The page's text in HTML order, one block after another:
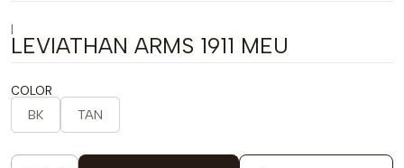
|
LEVIATHAN ARMS 1911 MEU
COLOR
BK TAN